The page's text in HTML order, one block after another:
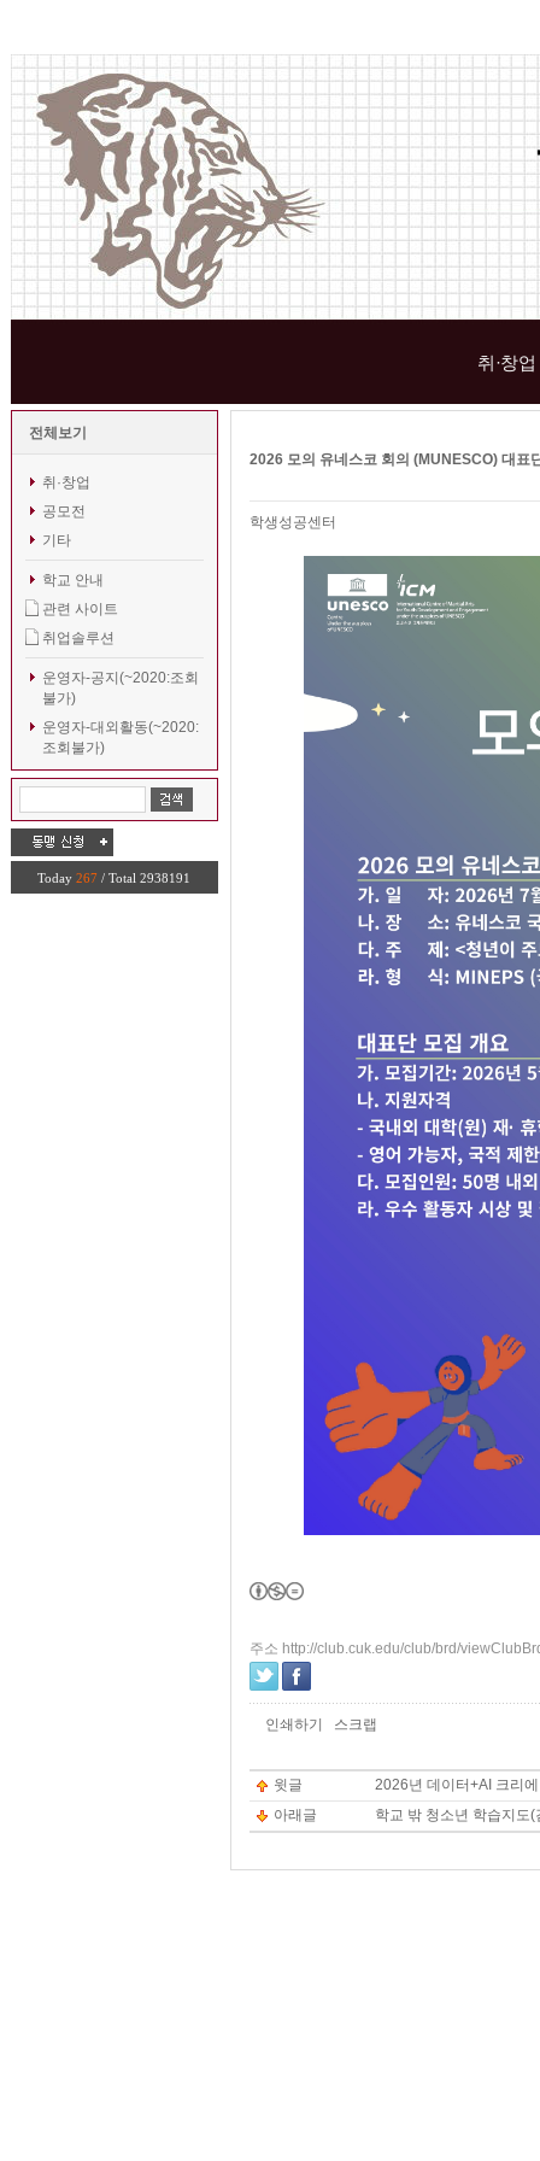
취·창업
전체보기
취·창업
공모전
기타
학교 안내
관련 사이트
취업솔루션
운영자-공지(~2020:조회
불가)
운영자-대외활동(~2020:
조회불가)
Today 267 / Total 2938191
2026 모의 유네스코 회의 (MUNESCO) 대표
학생성공센터
주소 http://club.cuk.edu/club/brd/
인쇄하기 스크랩
윗글
2026년 데이터+AI 크리
아래글
학교 밖 청소년 학습지도